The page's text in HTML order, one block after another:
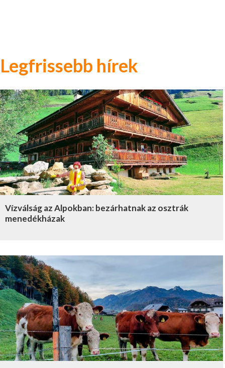
Legfrissebb hírek
Vízválság az Alpokban: bezárhatnak az osztrák
menedékházak